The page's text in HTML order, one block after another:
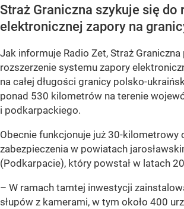
Straż Graniczna szykuje się do
elektronicznej zapory na
Jak informuje Radio Zet, Straż
rozszerzenie systemu zapory
na całej długości granicy polsko-
ponad 530 kilometrów na terenie
i podkarpackiego.
Obecnie funkcjonuje już 30-kilometrowy
zabezpieczenia w powiatach
(Podkarpacie), który powstał w latach
– W ramach tamtej inwestycji
słupów z kamerami, w tym około 400